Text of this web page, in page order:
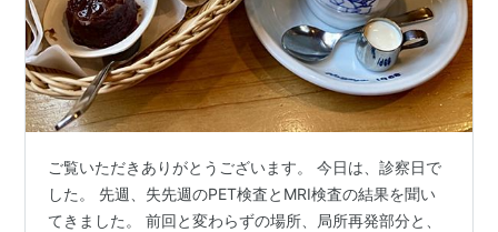
ご覧いただきありがとうございます。 今日は、診察日で
した。 先週、失先週のPET検査とMRI検査の結果を聞い
てきました。 前回と変わらずの場所、局所再発部分と、